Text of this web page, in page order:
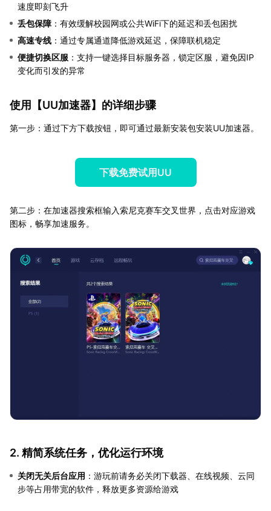
速度即刻飞升
丢包保障 ：有效缓解校园网或公共WiFi下的延迟和丢包困扰
高速专线 ：通过专属通道降低游戏延迟，保障联机稳定
便捷切换区服 ：支持一键选择目标服务器，锁定区服，避免因IP
变化而引发的异常
使用【UU加速器】的详细步骤
第一步：通过下方下载按钮，即可通过最新安装包安装UU加速器。
下载免费试用UU
第二步：在加速器搜索框输入索尼克赛车交叉世界，点击对应游戏
图标，畅享加速服务。
2. 精简系统任务，优化运行环境
关闭无关后台应用 ：游玩前请务必关闭下载器、在线视频、云同
步等占用带宽的软件，释放更多资源给游戏